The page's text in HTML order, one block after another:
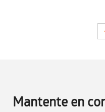
Mantente en